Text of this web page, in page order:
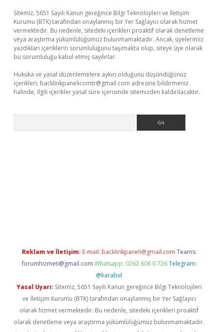
Sitemiz, 5651 Sayılı Kanun gereğince Bilgi Teknolojileri ve İletişim
Kurumu (BTK) tarafından onaylanmış bir Yer Sağlayıcı olarak hizmet
vermektedir. Bu nedenle, sitedeki içerikleri proaktif olarak denetleme
veya araştırma yükümlülüğümüz bulunmamaktadır. Ancak, üyelerimiz
yazdıkları içeriklerin sorumluluğunu taşımakta olup, siteye üye olarak
bu sorumluluğu kabul etmiş sayılırlar.
Hukuka ve yasal düzenlemelere aykırı olduğunu düşündüğünüz
içerikleri, backlinkpanelicomtr@gmail.com adresine bildirmeniz
halinde, ilgili içerikler yasal süre içerisinde sitemizden kaldırılacaktır.
Reklam ve İletişim: E-mail: backlinkpaneli@gmail.com Teams:
forumhizmeti@gmail.com Whatsapp: 0262 606 0 726 Telegram:
@karabul
Yasal Uyarı: Sitemiz, 5651 Sayılı Kanun gereğince Bilgi Teknolojileri
ve İletişim Kurumu (BTK) tarafından onaylanmış bir Yer Sağlayıcı
olarak hizmet vermektedir. Bu nedenle, sitedeki içerikleri proaktif
olarak denetleme veya araştırma yükümlülüğümüz bulunmamaktadır.